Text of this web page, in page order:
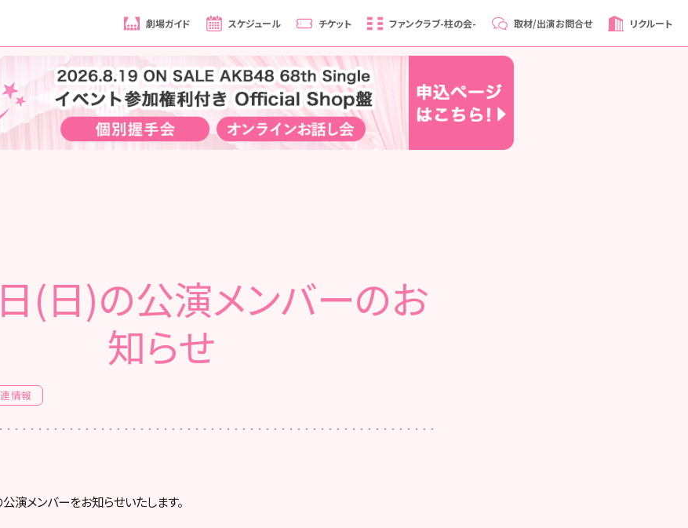
劇場ガイド スケジュール チケット ファンクラブ-柱の会- 取材/出演お問合せ リクルート
(日)の公演メンバーのお
知らせ
情報
メンバーをお知らせいたします。